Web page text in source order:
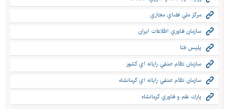
مركز ملي فضاي مجازي
سازمان فناوري اطلاعات ايران
پليس فتا
سازمان نظام صنفي رايانه اي كشور
سازمان نظام صنفي رایانه اي كرمانشاه
پارك علم و فناوري كرمانشاه